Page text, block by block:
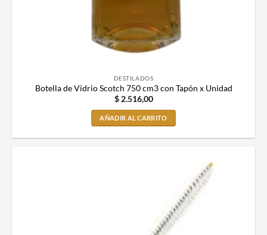
DESTILADOS
Botella de Vidrio Scotch 750 cm3 con Tapón x Unidad
$2.516,00
AÑADIR AL CARRITO